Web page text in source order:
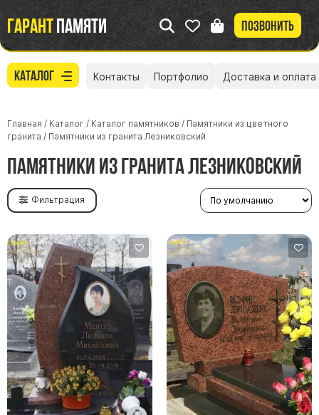
Гарантпамяти Позвонить
Каталог
Участникам СВО
Памятники из гранита
Памятники из мрамора
Элитные памятники
Резные памятники
Контакты Портфолио Доставка и оплата
Главная / Каталог / Каталог памятников / Памятники из цветного
гранита / Памятники из гранита Лезниковский
Памятники из гранита Лезниковский
Фильтрация